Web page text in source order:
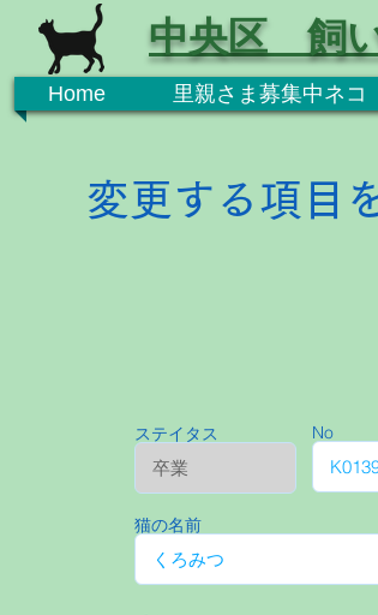
Home 里親さま募集中ネコ
中央区 飼
変更する項目
ステイタス No
猫の名前